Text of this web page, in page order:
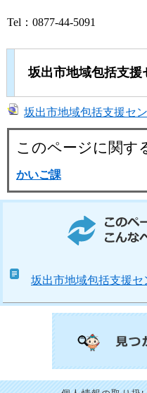
Tel：0877-44-5091
坂出市地域包括支援
坂出市地域包括支援セ
このページに関す
かいご課
坂出市地域包括支援セ